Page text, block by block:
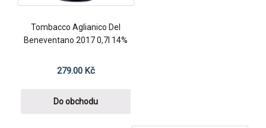
Tombacco Aglianico Del
Beneventano 2017 0,7l 14%
279.00 Kč
Do obchodu